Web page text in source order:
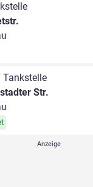
Tankstelle
Str.